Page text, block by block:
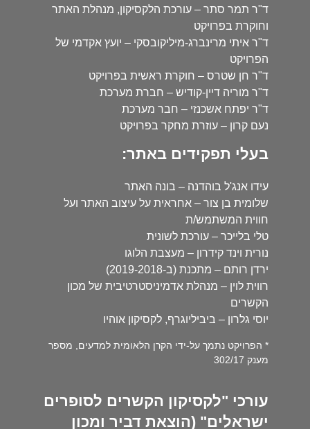
ד"ר תמר סתר – עורכת הלקסיקון, מנהלת האתר
וחוקרת בפרויקט
ד"ר איתי מרינברג-מיליקובסקי – יועץ אקדמי של
הפרויקט
ד"ר חן שטרס – חוקרת ראשית בפרויקט
ד"ר מוריה דיין-קודיש – חברת מערכת
ד"ר יפתח אשכנזי – חבר מערכת
נעם קרון – עוזרת מחקר בפרויקט
בעלי תפקידים באתר:
עידו אנג'ל בוהדנה – בונה האתר
שלומית בן צור – אחראית על עיצוב האתר ועל
חווית המשתמש/ת
טלי בלייכר – עורכת לשונית
נורית וינד קידרון – מעצבת הלוגו
ירדן רותם – מתכנת (ב-2019-2018)
רווית לוין – מנהלת אדמיניסטרטיבית של מכון
הקשרים
יוסי גלרון – ביביליוגרף, לקסיקון אוהיו
* הפרויקט נתמך על-ידי הקרן הלאומית למדעים, מספר
מענק 302/17
עורכי "לקסיקון הקשרים לסופרים
ישראלים" (הוצאת דביר ומכון